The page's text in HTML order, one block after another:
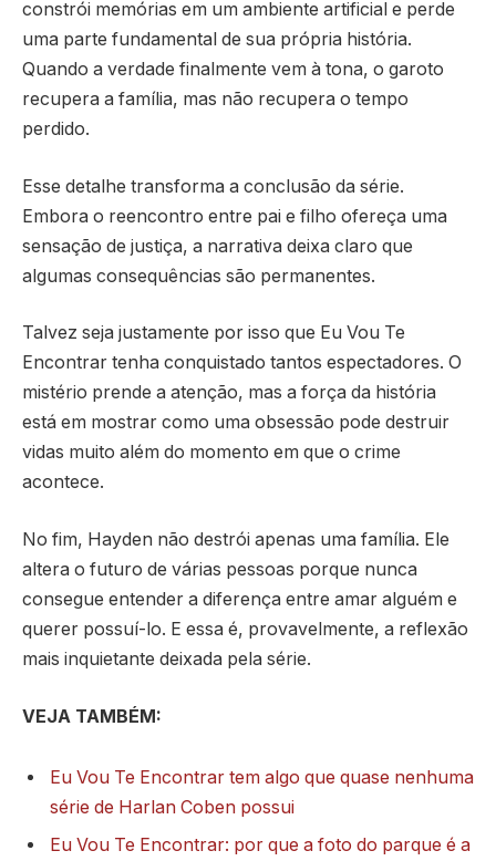
constrói memórias em um ambiente artificial e perde
uma parte fundamental de sua própria história.
Quando a verdade finalmente vem à tona, o garoto
recupera a família, mas não recupera o tempo
perdido.
Esse detalhe transforma a conclusão da série.
Embora o reencontro entre pai e filho ofereça uma
sensação de justiça, a narrativa deixa claro que
algumas consequências são permanentes.
Talvez seja justamente por isso que Eu Vou Te
Encontrar tenha conquistado tantos espectadores. O
mistério prende a atenção, mas a força da história
está em mostrar como uma obsessão pode destruir
vidas muito além do momento em que o crime
acontece.
No fim, Hayden não destrói apenas uma família. Ele
altera o futuro de várias pessoas porque nunca
consegue entender a diferença entre amar alguém e
querer possuí-lo. E essa é, provavelmente, a reflexão
mais inquietante deixada pela série.
VEJA TAMBÉM:
Eu Vou Te Encontrar tem algo que quase nenhuma
série de Harlan Coben possui
Eu Vou Te Encontrar: por que a foto do parque é a